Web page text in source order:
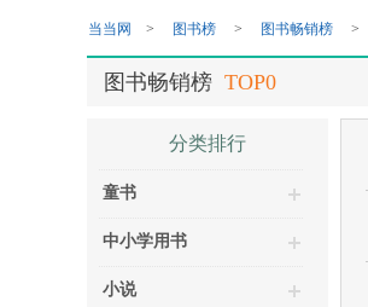
当当网 > 图书榜 > 图书畅销榜 >
图书畅销榜 TOP0
分类排行
童书
中小学用书
小说